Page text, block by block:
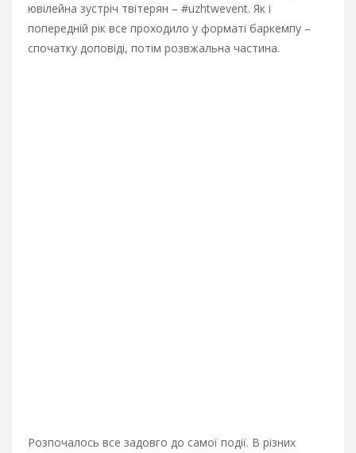
ювілейна зустріч твітерян – #uzhtwevent. Як і
попередній рік все проходило у форматі баркемпу –
спочатку доповіді, потім розвжальна частина.
Розпочалось все задовго до самої події. В різних